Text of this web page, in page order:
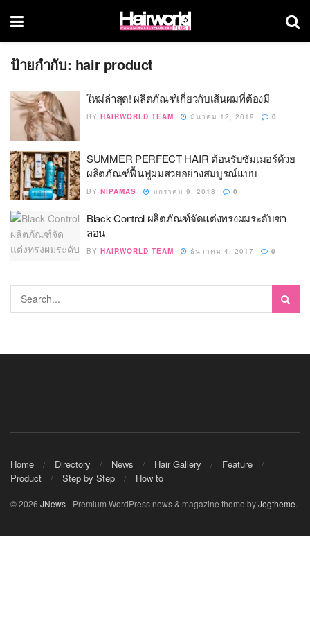
ป้ายกำกับ: hair product
ใหม่ล่าสุด! ผลิตภัณฑ์เกี่ยวกับเส้นผมที่ต้องมี
BY HAIRWORLD TEAM มีนาคม 12, 2019 0
SUMMER PERFECT HAIR ต้อนรับซัมเมอร์ด้วย
ผลิตภัณฑ์ฟื้นฟูผมสวยอย่างสมบูรณ์แบบ
BY NIPAMAS มกราคม 9, 2018 0
Black Control ผลิตภัณฑ์จัดแต่งทรงผมระดับซา
ลอน
BY HAIRWORLD TEAM ธันวาคม 4, 2017 0
Home Directory News Hair Gallery
Feature
Product
Step by Step How to
© 2026 JNews- Premium WordPress news & magazine theme byJegtheme.